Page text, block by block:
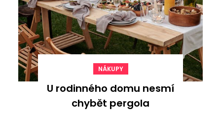
NÁKUPY
U rodinného domu nesmí
chybět pergola